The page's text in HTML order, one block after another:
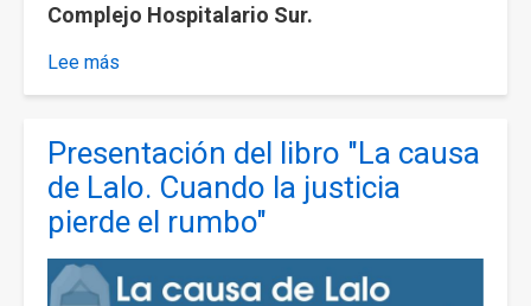
Complejo Hospitalario Sur.
Lee más
Charla:
complejo
hospitalario
Sur
Presentación del libro "La causa
de Lalo. Cuando la justicia
pierde el rumbo"